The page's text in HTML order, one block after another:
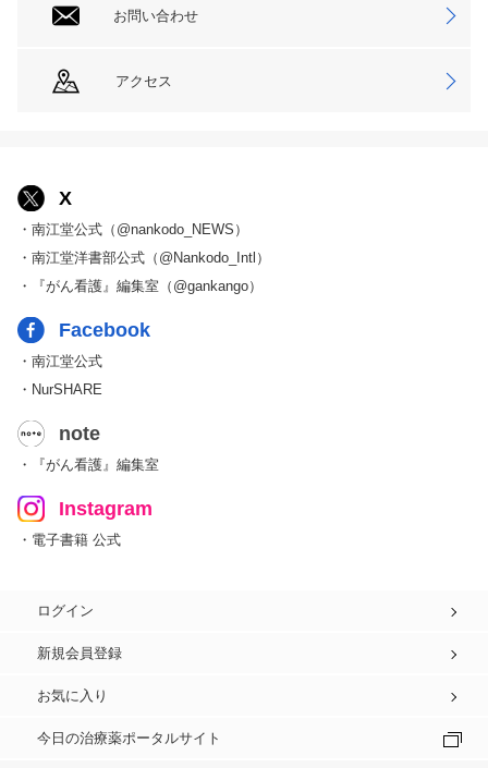
お問い合わせ
アクセス
X
・南江堂公式（@nankodo_NEWS）
・南江堂洋書部公式（@Nankodo_Intl）
・『がん看護』編集室（@gankango）
Facebook
・南江堂公式
・NurSHARE
note
・『がん看護』編集室
Instagram
・電子書籍 公式
ログイン
新規会員登録
お気に入り
今日の治療薬ポータルサイト